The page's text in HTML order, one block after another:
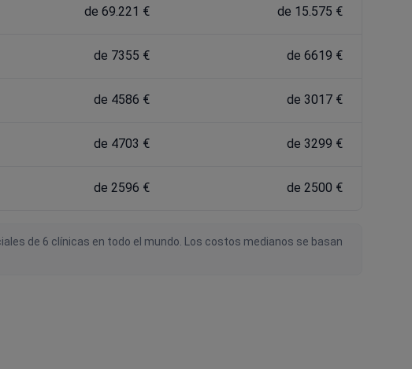
de 69.221 € de 15.575 €
de 7355 € de 6619 €
de 4586 € de 3017 €
de 4703 € de 3299 €
de 2596 € de 2500 €
de 6 clínicas en todo el mundo. Los costos medianos se basan